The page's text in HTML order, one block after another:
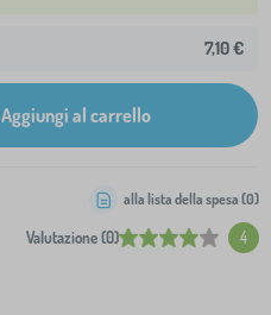
7,10 €
Aggiungi al carrello
Valutazione (0) 4
alla lista della spesa (0)